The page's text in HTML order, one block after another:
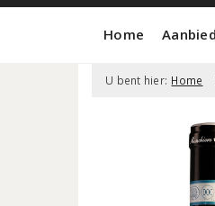
Home
U bent hier: Home